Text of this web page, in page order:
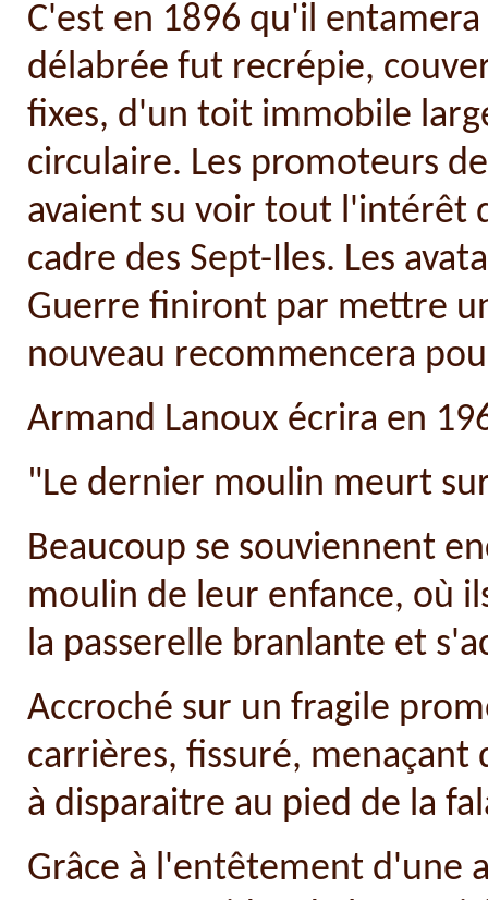
C'est en 1896 qu'il
délabrée fut recrépie,
fixes, d'un toit immobile
circulaire. Les promoteurs
avaient su voir tout l'intérêt
cadre des Sept-Iles. Les
Guerre finiront par mettre
nouveau recommencera
Armand Lanoux écrira en
"Le dernier moulin meurt
Beaucoup se souviennent
moulin de leur enfance, où
la passerelle branlante et
Accroché sur un fragile
carrières, fissuré,
à disparaitre au pied de la
Grâce à l'entêtement d'une